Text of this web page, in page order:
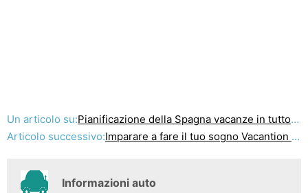
Un articolo su:Pianificazione della Spagna vacanze in tutto il Meteo
Articolo successivo:Imparare a fare il tuo sogno Vacantion In Giamaica
Informazioni auto